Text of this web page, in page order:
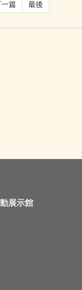
一篇 最後
展示館